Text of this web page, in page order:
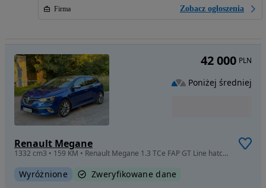
Firma Zobacz ogłoszenia
Renault Megane
1332 cm3 • 159 KM • Renault Megane 1.3 TCe FAP GT Line hatchback hak
Wyróżnione Zweryfikowane dane
42 000 PLN
Poniżej średniej